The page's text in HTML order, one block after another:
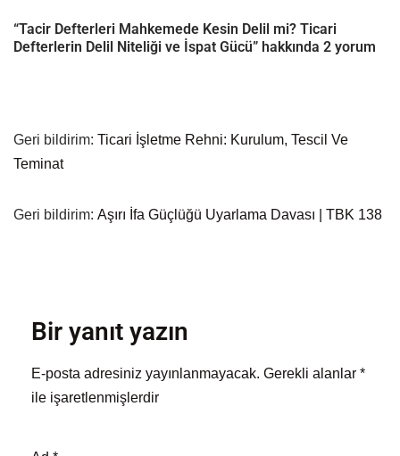
“Tacir Defterleri Mahkemede Kesin Delil mi? Ticari
Defterlerin Delil Niteliği ve İspat Gücü” hakkında 2 yorum
Geri bildirim: Ticari İşletme Rehni: Kurulum, Tescil Ve
Teminat
Geri bildirim: Aşırı İfa Güçlüğü Uyarlama Davası | TBK 138
Bir yanıt yazın
E-posta adresiniz yayınlanmayacak. Gerekli alanlar *
ile işaretlenmişlerdir